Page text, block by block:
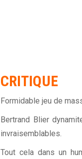
CRITIQUE
Formidable jeu de
Bertrand Blier
invraisemblables.
Tout cela dans un